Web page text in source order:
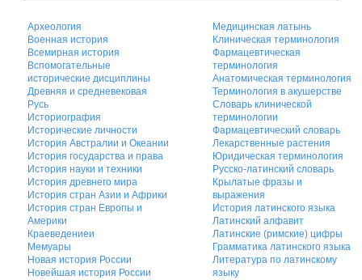
Археология
Военная история
Всемирная история
Вспомогательные
исторические дисциплины
Древняя и средневековая
Русь
Историография
Исторические личности
История Австралии и Океании
История государства и права
История науки и техники
История древнего мира
История стран Азии и Африки
История стран Европы и
Америки
Краеведениеи
Мемуары
Новая история России
Новейшая история России
Медицинская латынь
Клиническая терминология
Фармацевтическая
терминология
Анатомическая терминология
Терминология в акушерстве
Словарь клинической
терминологии
Фармацевтический словарь
Лекарственные растения
Юридическая терминология
Русско-латинский словарь
Крылатые фразы и
выражения
История латинского языка
Латинский алфавит
Латинские (римские) цифры
Грамматика латинского языка
Литература по латинскому
языку